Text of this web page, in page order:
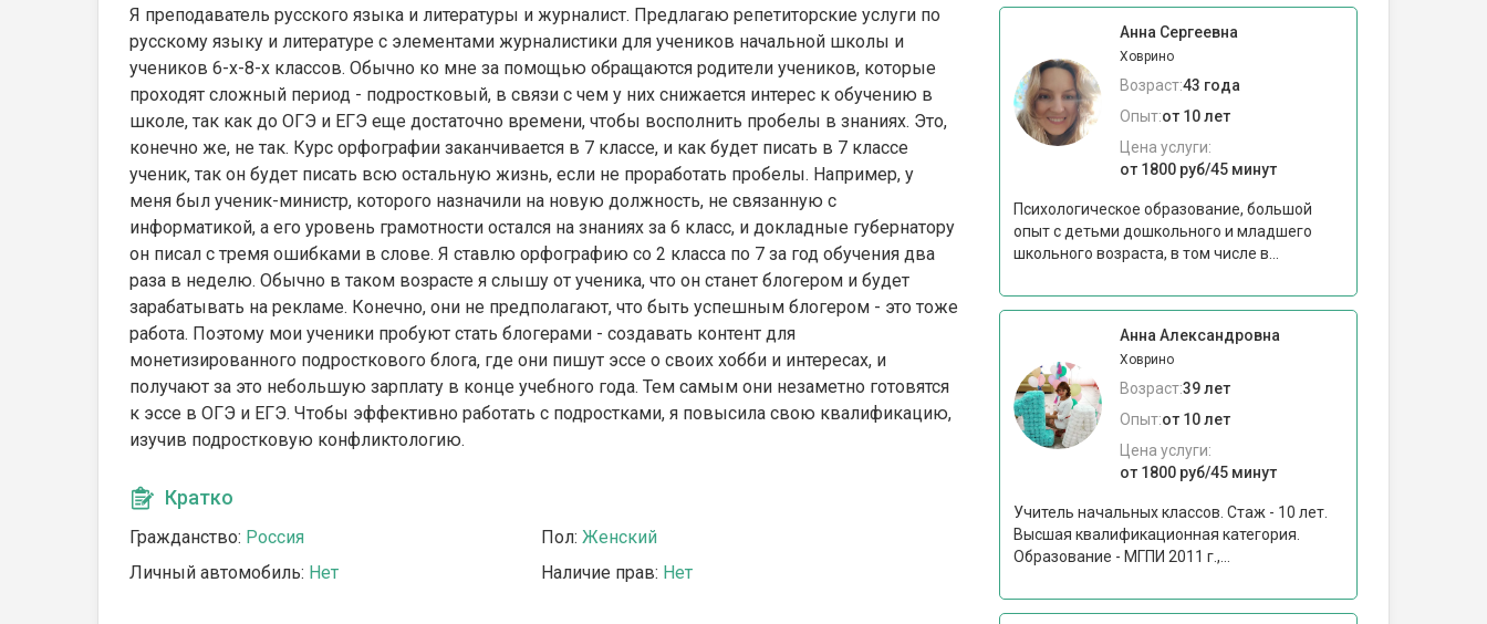
Я преподаватель русского языка и литературы и журналист. Предлагаю репетиторские услуги по
русскому языку и литературе с элементами журналистики для учеников начальной школы и
учеников 6-х-8-х классов. Обычно ко мне за помощью обращаются родители учеников, которые
проходят сложный период - подростковый, в связи с чем у них снижается интерес к обучению в
школе, так как до ОГЭ и ЕГЭ еще достаточно времени, чтобы восполнить пробелы в знаниях. Это,
конечно же, не так. Курс орфографии заканчивается в 7 классе, и как будет писать в 7 классе
ученик, так он будет писать всю остальную жизнь, если не проработать пробелы. Например, у
меня был ученик-министр, которого назначили на новую должность, не связанную с
информатикой, а его уровень грамотности остался на знаниях за 6 класс, и докладные губернатору
он писал с тремя ошибками в слове. Я ставлю орфографию со 2 класса по 7 за год обучения два
раза в неделю. Обычно в таком возрасте я слышу от ученика, что он станет блогером и будет
зарабатывать на рекламе. Конечно, они не предполагают, что быть успешным блогером - это тоже
работа. Поэтому мои ученики пробуют стать блогерами - создавать контент для
монетизированного подросткового блога, где они пишут эссе о своих хобби и интересах, и
получают за это небольшую зарплату в конце учебного года. Тем самым они незаметно готовятся
к эссе в ОГЭ и ЕГЭ. Чтобы эффективно работать с подростками, я повысила свою квалификацию,
изучив подростковую конфликтологию.
Кратко
Гражданство: Россия Пол: Женский
Личный автомобиль: Нет Наличие прав: Нет
Анна Сергеевна
Ховрино
Возраст:43 года
Опыт:от 10 лет
Цена услуги:
от 1800 руб/45 минут
Психологическое образование, большой
опыт с детьми дошкольного и младшего
школьного возраста, в том числе в...
Анна Александровна
Ховрино
Возраст:39 лет
Опыт:от 10 лет
Цена услуги:
от 1800 руб/45 минут
Учитель начальных классов. Стаж - 10 лет.
Высшая квалификационная категория.
Образование - МГПИ 2011 г.,...